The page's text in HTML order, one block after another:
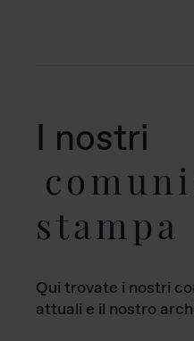
I nostri
stampa
Qui trovate i nostri
attuali e il nostro